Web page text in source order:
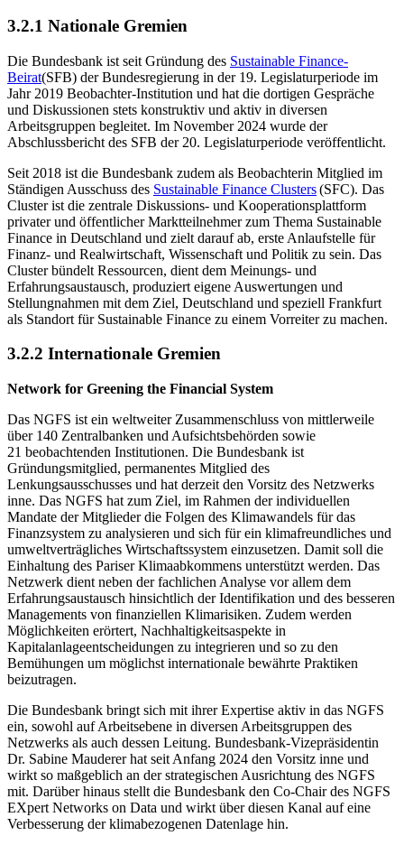
3.2.1 Nationale Gremien
Die Bundesbank ist seit Gründung des Sustainable Finance-
Beirat(SFB) der Bundesregierung in der 19. Legislaturperiode im
Jahr 2019 Beobachter-Institution und hat die dortigen Gespräche
und Diskussionen stets konstruktiv und aktiv in diversen
Arbeitsgruppen begleitet. Im November 2024 wurde der
Abschlussbericht des SFB der 20. Legislaturperiode veröffentlicht.
Seit 2018 ist die Bundesbank zudem als Beobachterin Mitglied im
Ständigen Ausschuss des Sustainable Finance Clusters(SFC). Das
Cluster ist die zentrale Diskussions- und Kooperationsplattform
privater und öffentlicher Marktteilnehmer zum Thema Sustainable
Finance in Deutschland und zielt darauf ab, erste Anlaufstelle für
Finanz- und Realwirtschaft, Wissenschaft und Politik zu sein. Das
Cluster bündelt Ressourcen, dient dem Meinungs- und
Erfahrungsaustausch, produziert eigene Auswertungen und
Stellungnahmen mit dem Ziel, Deutschland und speziell Frankfurt
als Standort für Sustainable Finance zu einem Vorreiter zu machen.
3.2.2 Internationale Gremien
Network for Greening the Financial System
Das NGFS ist ein weltweiter Zusammenschluss von mittlerweile
über 140 Zentralbanken und Aufsichtsbehörden sowie
21 beobachtenden Institutionen. Die Bundesbank ist
Gründungsmitglied, permanentes Mitglied des
Lenkungsausschusses und hat derzeit den Vorsitz des Netzwerks
inne. Das NGFS hat zum Ziel, im Rahmen der individuellen
Mandate der Mitglieder die Folgen des Klimawandels für das
Finanzsystem zu analysieren und sich für ein klimafreundliches und
umweltverträgliches Wirtschaftssystem einzusetzen. Damit soll die
Einhaltung des Pariser Klimaabkommens unterstützt werden. Das
Netzwerk dient neben der fachlichen Analyse vor allem dem
Erfahrungsaustausch hinsichtlich der Identifikation und des besseren
Managements von finanziellen Klimarisiken. Zudem werden
Möglichkeiten erörtert, Nachhaltigkeitsaspekte in
Kapitalanlageentscheidungen zu integrieren und so zu den
Bemühungen um möglichst internationale bewährte Praktiken
beizutragen.
Die Bundesbank bringt sich mit ihrer Expertise aktiv in das NGFS
ein, sowohl auf Arbeitsebene in diversen Arbeitsgruppen des
Netzwerks als auch dessen Leitung. Bundesbank-Vizepräsidentin
Dr. Sabine Mauderer hat seit Anfang 2024 den Vorsitz inne und
wirkt so maßgeblich an der strategischen Ausrichtung des NGFS
mit. Darüber hinaus stellt die Bundesbank den Co‑Chairdes NGFS
EXpert Networks on Data und wirkt über diesen Kanal auf eine
Verbesserung der klimabezogenen Datenlage hin.